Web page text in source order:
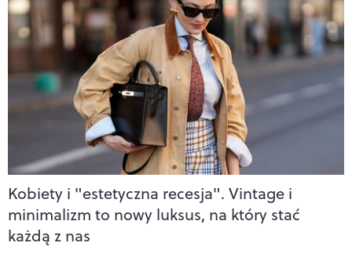
Kobiety i "estetyczna recesja". Vintage i
minimalizm to nowy luksus, na który stać
każdą z nas